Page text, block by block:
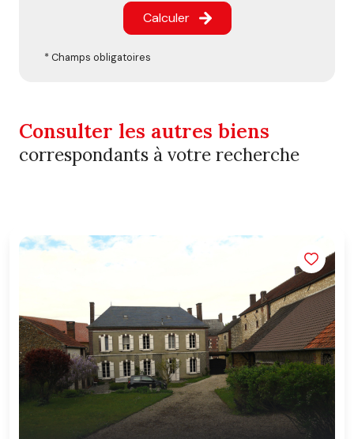
Calculer
* Champs obligatoires
Consulter les autres biens
correspondants à votre recherche